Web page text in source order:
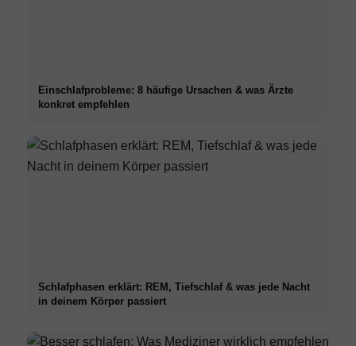
Einschlafprobleme: 8 häufige Ursachen & was Ärzte
konkret empfehlen
Schlafphasen erklärt: REM, Tiefschlaf & was jede Nacht
in deinem Körper passiert